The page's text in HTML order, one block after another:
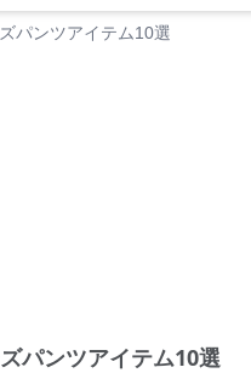
パンツアイテム10選
パンツアイテム10選